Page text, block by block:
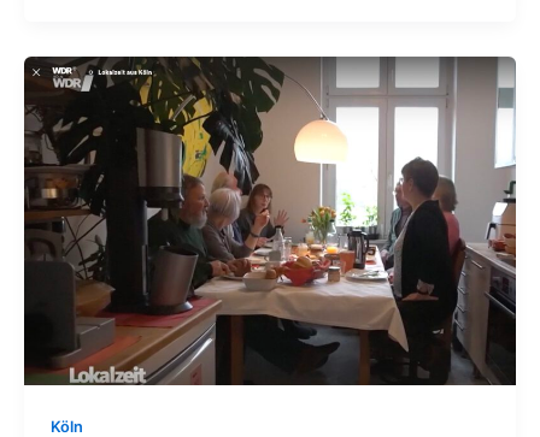
Köln